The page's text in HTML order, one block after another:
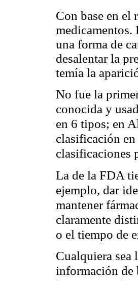
Con base en el
una forma de
desalentar la
temía la
No fue la
conocida y
en 6 tipos; en
clasificación en
clasificaciones
La de la FDA
ejemplo, dar
mantener
claramente
o el tiempo de
Cualquiera sea
información de